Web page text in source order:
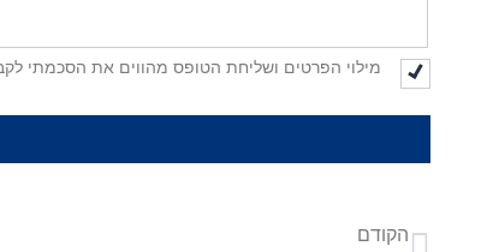
מילוי הפרטים ושליחת הטופס מהווים את הסכמתי
הקודם